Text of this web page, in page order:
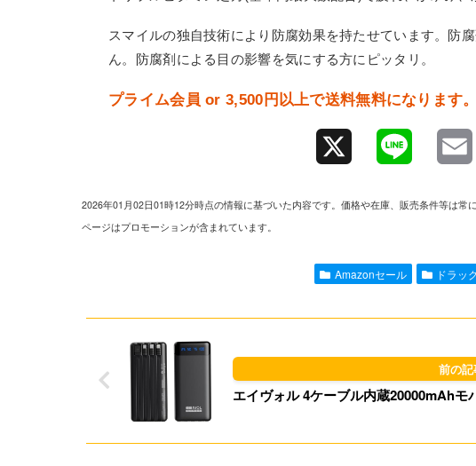
スマイルの独自技術により防腐効果を持たせています。防
ん。防腐剤による目の影響を気にする方にピッタリ。
プライム会員 or 3,500円以上で送料無料になります。
l
2026年01月02日01時12分時点の情報に基づいた内容です。価格や在庫、販売条件等は
ページはプロモーションが含まれています。
Amazonセール ドラッ
エイヴォル 4ケーブル内蔵20000mAhモ